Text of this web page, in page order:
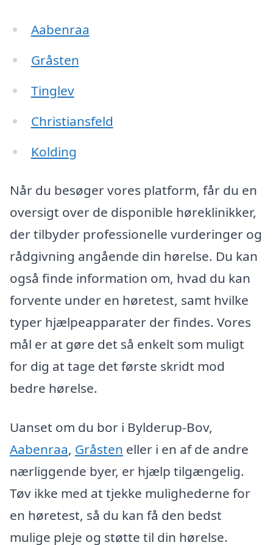
Aabenraa
Gråsten
Tinglev
Christiansfeld
Kolding
Når du besøger vores platform, får du en
oversigt over de disponible høreklinikker,
der tilbyder professionelle vurderinger og
rådgivning angående din hørelse. Du kan
også finde information om, hvad du kan
forvente under en høretest, samt hvilke
typer hjælpeapparater der findes. Vores
mål er at gøre det så enkelt som muligt
for dig at tage det første skridt mod
bedre hørelse.
Uanset om du bor i Bylderup-Bov,
Aabenraa, Gråsten eller i en af de andre
nærliggende byer, er hjælp tilgængelig.
Tøv ikke med at tjekke mulighederne for
en høretest, så du kan få den bedst
mulige pleje og støtte til din hørelse.